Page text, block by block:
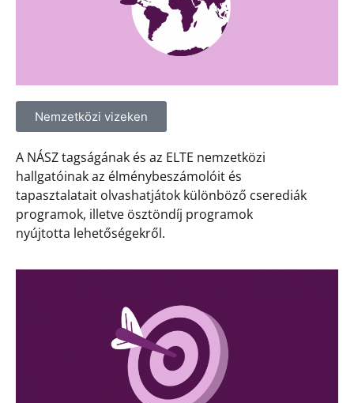
Nemzetközi vizeken
A NÁSZ tagságának és az ELTE nemzetközi
hallgatóinak az élménybeszámolóit és
tapasztalatait olvashatjátok különböző cserediák
programok, illetve ösztöndíj programok
nyújtotta lehetőségekről.